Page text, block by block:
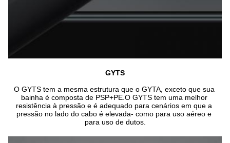
GYTS
O GYTS tem a mesma estrutura que o GYTA, exceto que sua
bainha é composta de PSP+PE.O GYTS tem uma melhor
resistência à pressão e é adequado para cenários em que a
pressão no lado do cabo é elevada- como para uso aéreo e
para uso de dutos.